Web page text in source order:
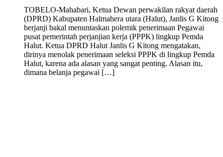
TOBELO-Mahabari, Ketua Dewan perwakilan rakyat daerah
(DPRD) Kabupaten Halmahera utara (Halut), Janlis G Kitong
berjanji bakal menuntaskan polemik penerimaan Pegawai
pusat pemerintah perjanjian kerja (PPPK) lingkup Pemda
Halut. Ketua DPRD Halut Janlis G Kitong mengatakan,
dirinya menolak penerimaan seleksi PPPK di lingkup Pemda
Halut, karena ada alasan yang sangat penting. Alasan itu,
dimana belanja pegawai […]